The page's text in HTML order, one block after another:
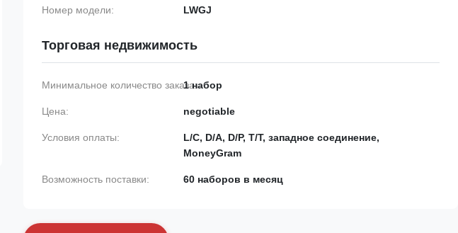
Номер модели: LWGJ
Торговая недвижимость
Минимальное количество заказа:1 набор
Цена: negotiable
Условия оплаты:
L/C, D/A, D/P, T/T, западное соединение,
MoneyGram
Возможность поставки: 60 наборов в месяц